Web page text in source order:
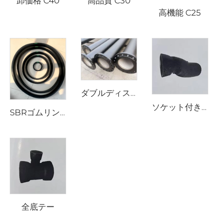
高機能 C25
SBRゴムリング
ダブルディスクフランジ
ソケット付きT字管
全底テー